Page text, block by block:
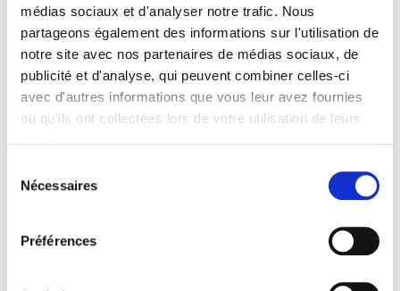
médias sociaux et d'analyser notre trafic. Nous
partageons également des informations sur l'utilisation de
notre site avec nos partenaires de médias sociaux, de
publicité et d'analyse, qui peuvent combiner celles-ci
avec d'autres informations que vous leur avez fournies
ou qu'ils ont collectées lors de votre utilisation de leurs
Nécessaires
Préférences
Bracelet en cuir de veau souple taupe
Personnalisez vos bracelets en associant cette lanière de
cuir aux fermoirs balle de golf Decayeux Paris disponibles
dans différentes finitions.
Vos achats sont livrés dans un écrin DECAYEUX PARIS.
longueur bracelet
Quantité
 Ajouter Au Panier